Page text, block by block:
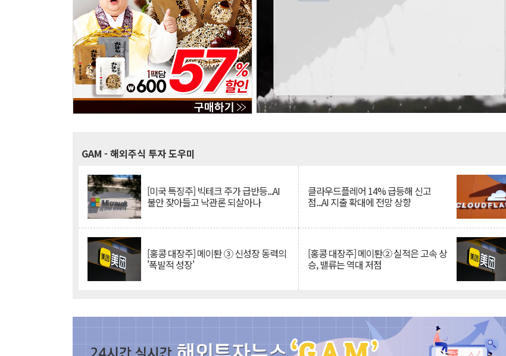
GAM - 해외주식 투자 도우미
[미국 특징주] 빅테크 주가 급반등...AI
불안 잦아들고 낙관론 되살아나
클라우드플레어 14% 급등해 신고
점...AI 지출 확대에 전망 상향
[홍콩 대장주] 메이퇀 ③ 신성장 동력의
'폭발적 성장'
[홍콩 대장주] 메이퇀② 실적은 고속 상
승, 밸류는 역대 저점